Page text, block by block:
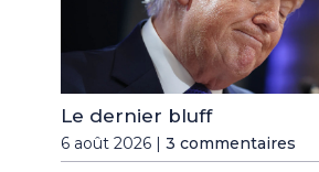
Le dernier bluff
6 août 2026 | 3 commentaires